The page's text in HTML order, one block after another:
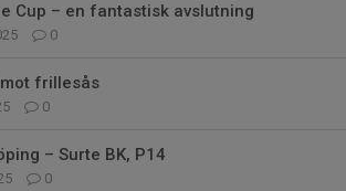
Cup – en fantastisk avslutning
0
frillesås
0
– Surte BK, P14
0